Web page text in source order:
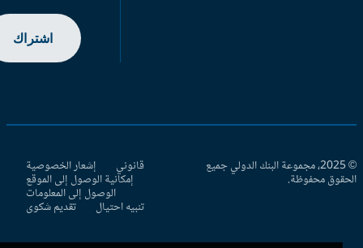
اشتراك
© 2025، مجموعة البنك الدولي جميع
محفوظة.
قانوني إشعار الخصوصية
إمكانية الوصول إلى الموقع
الوصول إلى المعلومات
تنبيه احتيال تقديم شكوى